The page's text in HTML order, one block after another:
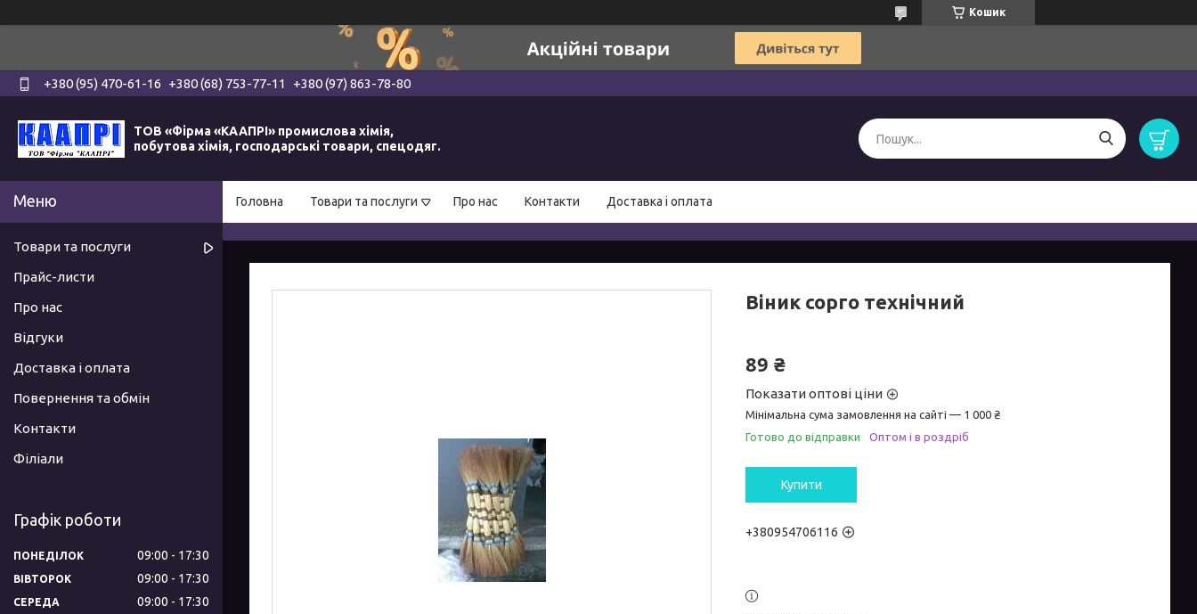
Кошик
+380 (95) 470-61-16 +380 (68) 753-77-11 +380 (97) 863-78-80
ТОВ «Фірма «КААПРІ» промислова хімія,
побутова хімія, господарські товари, спецодяг.
Головна Товари та послуги Про нас Контакти Доставка і оплата
Віник сорго технічний
89 ₴
Показати оптові ціни
Мінімальна сума замовлення на сайті — 1 000 ₴
Готово до відправки
Оптом і в роздріб
Купити
+380954706116
Товари та послуги
Прайс-листи
Про нас
Відгуки
Доставка і оплата
Повернення та обмін
Контакти
Філіали
Графік роботи
ПОНЕДІЛОК 09:00 17:30
ВІВТОРОК 09:00 17:30
СЕРЕДА 09:00 17:30